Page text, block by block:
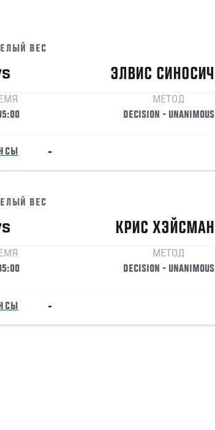
ВЕС
ЭЛВИС СИНОСИЧ
МЕТОД
DECISION - UNANIMOUS
-
ВЕС
КРИС ХЭЙСМАН
МЕТОД
DECISION - UNANIMOUS
-